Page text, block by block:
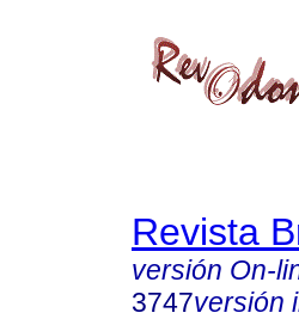
Revista
versión On-
3747versión